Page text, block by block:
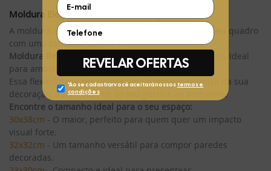
Moldura Elegante – Mais Liberdade para Decorar
A moldura do Quadro Bliss permite que você crie seu quadro
com uma sofisticação incrível.
Moldura Relevo no verso:Um visual clean e moderno, ideal
para ambientes minimalistas.
Essa flexibilidade possibilita uma composição única na sua
decoração, adaptando-se ao seu gosto e ao ambiente.
Encontre o tamanho ideal para o seu espaço:
30x38cm - O maior, perfeito para quem quer um impacto
visual forte.
32x32cm - Um tamanho versátil para compor paredes
decoradas.